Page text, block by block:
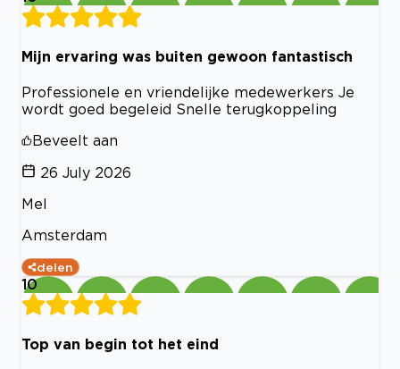
Mijn ervaring was buiten gewoon fantastisch
Professionele en vriendelijke medewerkers Je
wordt goed begeleid Snelle terugkoppeling
Beveelt aan
26 July 2026
Mel
Amsterdam
delen
10
Top van begin tot het eind